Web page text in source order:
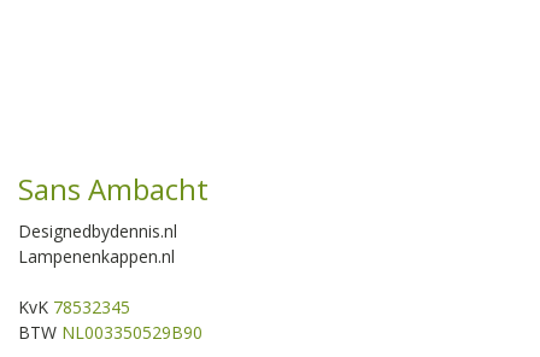
Sans Ambacht
Designedbydennis.nl
Lampenenkappen.nl
KvK 78532345
BTW NL003350529B90